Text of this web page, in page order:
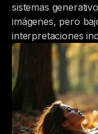
sistemas
imágenes, pero
interpretaciones